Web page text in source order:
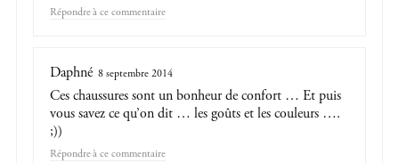
Répondre
Daphné 8 septembre 2014
Ces chaussures sont un bonheur de confort … Et puis
vous savez ce qu’on dit … les goûts et les couleurs ….
;))
Répondre